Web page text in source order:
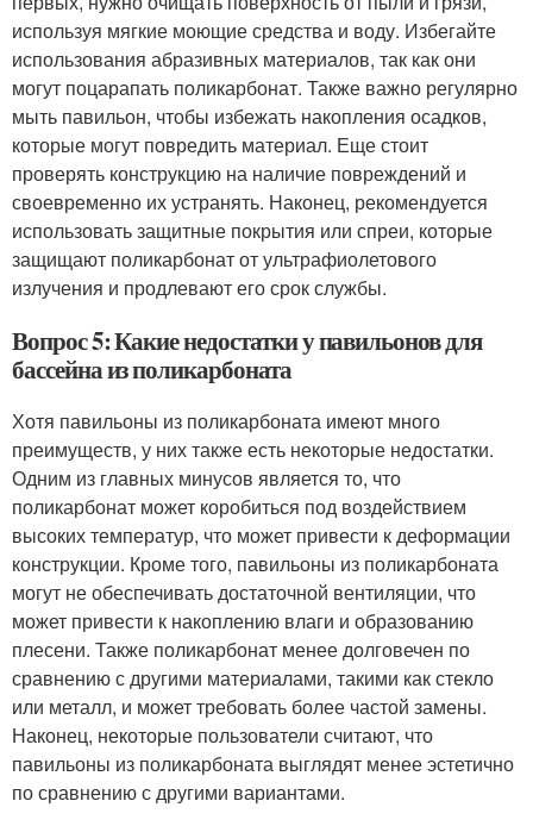
используя мягкие моющие средства и воду. Избегайте
использования абразивных материалов, так как они
могут поцарапать поликарбонат. Также важно регулярно
мыть павильон, чтобы избежать накопления осадков,
которые могут повредить материал. Еще стоит
проверять конструкцию на наличие повреждений и
своевременно их устранять. Наконец, рекомендуется
использовать защитные покрытия или спреи, которые
защищают поликарбонат от ультрафиолетового
излучения и продлевают его срок службы.
Вопрос 5: Какие недостатки у павильонов для
бассейна из поликарбоната
Хотя павильоны из поликарбоната имеют много
преимуществ, у них также есть некоторые недостатки.
Одним из главных минусов является то, что
поликарбонат может коробиться под воздействием
высоких температур, что может привести к деформации
конструкции. Кроме того, павильоны из поликарбоната
могут не обеспечивать достаточной вентиляции, что
может привести к накоплению влаги и образованию
плесени. Также поликарбонат менее долговечен по
сравнению с другими материалами, такими как стекло
или металл, и может требовать более частой замены.
Наконец, некоторые пользователи считают, что
павильоны из поликарбоната выглядят менее эстетично
по сравнению с другими вариантами.